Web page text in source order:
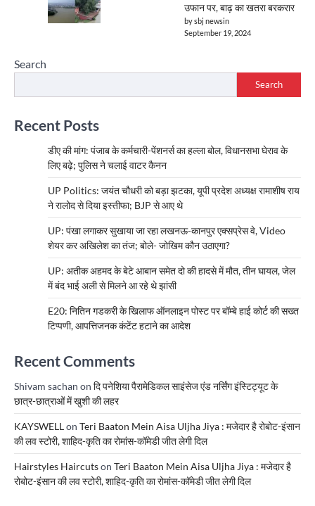
उफान पर, बाढ़ का खतरा बरकरार
by sbj newsin
September 19, 2024
Search
Search
Recent Posts
डीए की मांग: पंजाब के कर्मचारी-पेंशनर्स का हल्ला बोल, विधानसभा घेराव के
लिए बढ़े; पुलिस ने चलाई वाटर कैनन
UP Politics: जयंत चौधरी को बड़ा झटका, यूपी प्रदेश अध्यक्ष रामाशीष राय
ने रालोद से दिया इस्तीफा; BJP से आए थे
UP: पंखा लगाकर सुखाया जा रहा लखनऊ-कानपुर एक्सप्रेस वे, Video
शेयर कर अखिलेश का तंज; बोले- जोखिम कौन उठाएगा?
UP: अतीक अहमद के बेटे आबान समेत दो की हादसे में मौत, तीन घायल, जेल
में बंद भाई अली से मिलने आ रहे थे झांसी
E20: नितिन गडकरी के खिलाफ ऑनलाइन पोस्ट पर बॉम्बे हाई कोर्ट की सख्त
टिप्पणी, आपत्तिजनक कंटेंट हटाने का आदेश
Recent Comments
Shivam sachan on दि पनेशिया पैरामेडिकल साइंसेज एंड नर्सिंग इंस्टिट्यूट के
छात्र-छात्राओं में खुशी की लहर
KAYSWELLon Teri Baaton Mein Aisa Uljha Jiya : मजेदार है रोबोट-इंसान
की लव स्टोरी, शाहिद-कृति का रोमांस-कॉमेडी जीत लेगी दिल
Hairstyles Haircutson Teri Baaton Mein Aisa Uljha Jiya : मजेदार है
रोबोट-इंसान की लव स्टोरी, शाहिद-कृति का रोमांस-कॉमेडी जीत लेगी दिल